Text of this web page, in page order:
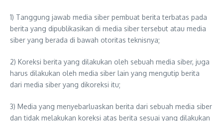
1) Tanggung jawab media siber pembuat berita terbatas pada
berita yang dipublikasikan di media siber tersebut atau media
siber yang berada di bawah otoritas teknisnya;
2) Koreksi berita yang dilakukan oleh sebuah media siber, juga
harus dilakukan oleh media siber lain yang mengutip berita
dari media siber yang dikoreksi itu;
3) Media yang menyebarluaskan berita dari sebuah media siber
dan tidak melakukan koreksi atas berita sesuai yang dilakukan